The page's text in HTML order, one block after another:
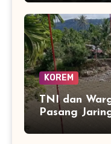
KOREM
TNI dan
Pasang
Jembatan
Benggalang,